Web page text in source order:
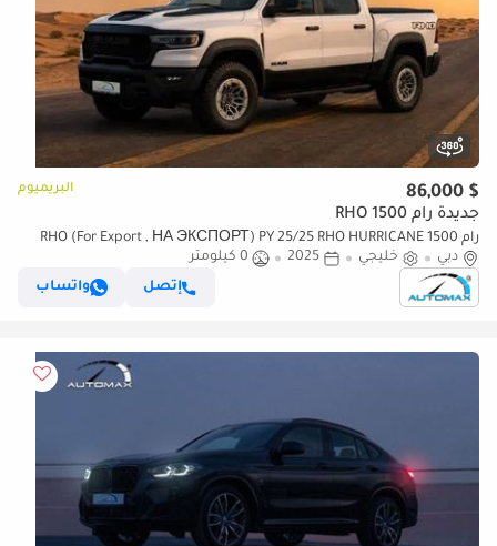
$ 86,000 البريميوم
جديدة رام 1500 RHO
رام 1500 RHO (For Export , НА ЭКСПОРТ) PY 25/25 RHO HURRICANE
H.O 3.0TT GCC Без пробега
دبي خليجي 2025
0 كيلومتر
إتصل
واتساب